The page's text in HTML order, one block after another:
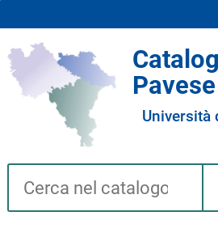
Pavese
Università
Cerca su "Catalogo"